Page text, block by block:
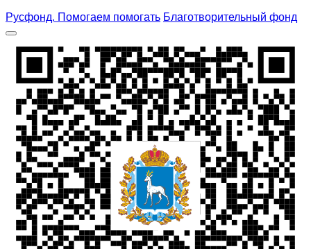
Русфонд. Помогаем помогать Благотворительный фонд